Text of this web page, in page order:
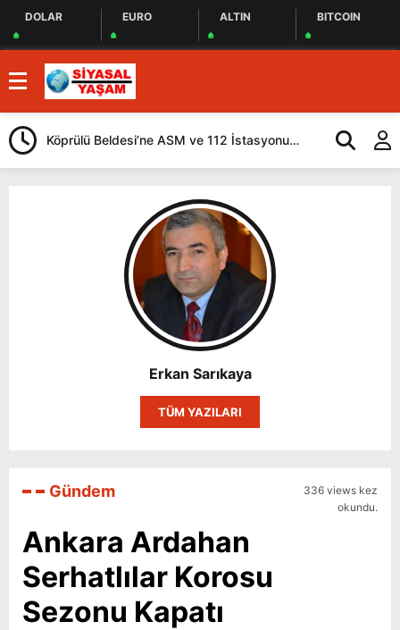
DOLAR EURO ALTIN BITCOIN
Köprülü Beldesi’ne ASM ve 112 İstasyonu
Yapılacak
Ardahan’da
Erkan Sarıkaya
TÜM YAZILARI
Gündem
336 views kez
okundu.
Ankara Ardahan
Serhatlılar Korosu
Sezonu Kapatı